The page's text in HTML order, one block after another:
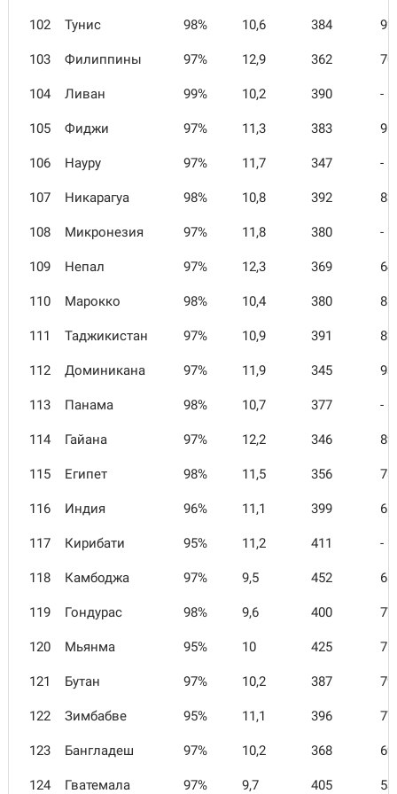
102 Тунис 98% 10,6 384
103 Филиппины 97% 12,9 362
104 Ливан 99% 10,2 390 -
105 Фиджи 97% 11,3 383
106 Науру 97% 11,7 347 -
107 Никарагуа 98% 10,8 392
108 Микронезия 97% 11,8 380 -
109 Непал 97% 12,3 369
110 Марокко 98% 10,4 380
111 Таджикистан 97% 10,9 391
112 Доминикана 97% 11,9 345
113 Панама 98% 10,7 377 -
114 Гайана 97% 12,2 346
115 Египет 98% 11,5 356
116 Индия 96% 11,1 399
117 Кирибати 95% 11,2 411 -
118 Камбоджа 97% 9,5 452
119 Гондурас 98% 9,6 400
120 Мьянма 95% 10 425
121 Бутан 97% 10,2 387
122 Зимбабве 95% 11,1 396
123 Бангладеш 97% 10,2 368
124 Гватемала 97% 9,7 405